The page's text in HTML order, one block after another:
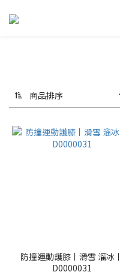
商品排序
防撞運動護膝丨滑雪 溜冰丨
D0000031